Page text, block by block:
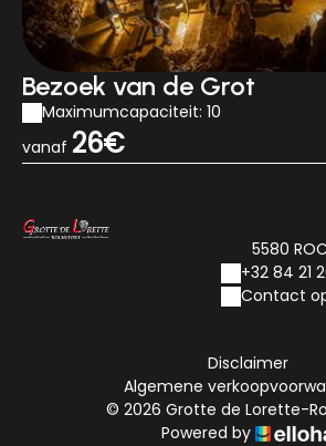
Bezoek van de Grot
Maximumcapaciteit: 10
vanaf 26€
5580
+32 84 21
Contact
Disclaimer
Algemene
© 2026 Grotte de Lorette-
Powered by